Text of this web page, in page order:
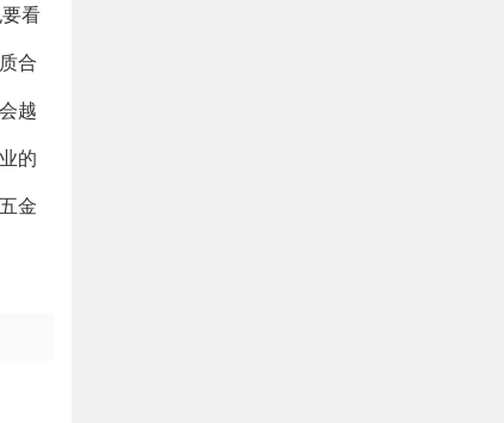
看
合
越
的
金